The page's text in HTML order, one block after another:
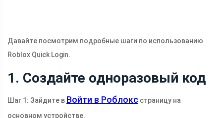
Давайте посмотрим подробные шаги по использованию
Roblox Quick Login.
1. Создайте одноразовый код
Шаг 1: Зайдите в Войти в Роблокс страницу на
основном устройстве.